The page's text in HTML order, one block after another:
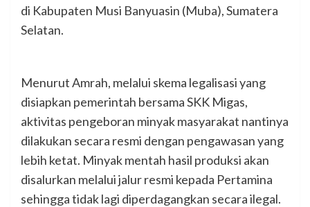
di Kabupaten Musi Banyuasin (Muba), Sumatera
Selatan.
Menurut Amrah, melalui skema legalisasi yang
disiapkan pemerintah bersama SKK Migas,
aktivitas pengeboran minyak masyarakat nantinya
dilakukan secara resmi dengan pengawasan yang
lebih ketat. Minyak mentah hasil produksi akan
disalurkan melalui jalur resmi kepada Pertamina
sehingga tidak lagi diperdagangkan secara ilegal.